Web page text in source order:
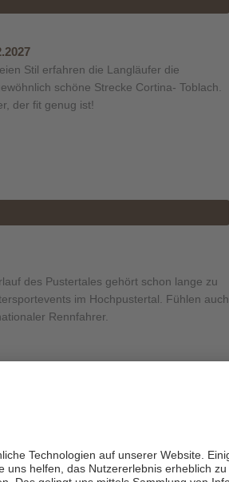
Stil erfahren die Langläufer die
schöne Strecke Cortina- Toblach.
der fit genug ist!
des Pustertales gehört schon lange zu
im Hochpustertal. Fühlen auch
Rennfahrer.
Bödenseen vorbei an den Drei Zinnen